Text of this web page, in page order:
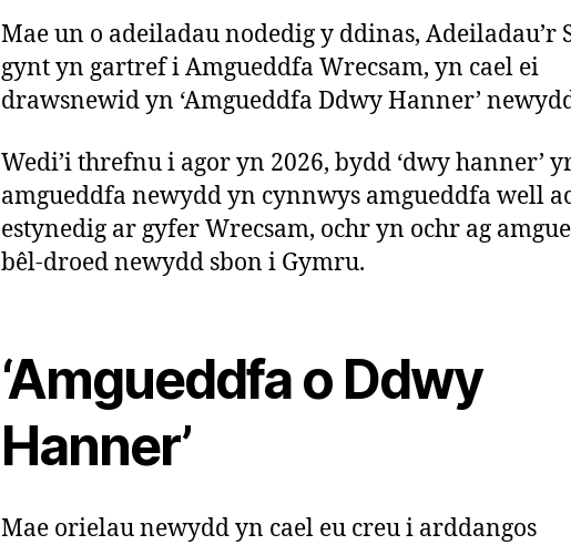
Mae un o adeiladau nodedig y ddinas, Adeiladau’r
gynt yn gartref i Amgueddfa Wrecsam, yn cael ei
drawsnewid yn ‘Amgueddfa Ddwy Hanner’
Wedi’i threfnu i agor yn 2026, bydd ‘dwy hanner’
amgueddfa newydd yn cynnwys amgueddfa well
estynedig ar gyfer Wrecsam, ochr yn ochr ag
bêl-droed newydd sbon i Gymru.
‘Amgueddfa o Ddwy
Hanner’
Mae orielau newydd yn cael eu creu i arddangos